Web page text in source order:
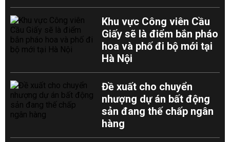
Khu vực Công viên Cầu
Giấy sẽ là điểm bắn pháo
hoa và phố đi bộ mới tại
Hà Nội
Đề xuất cho chuyển
nhượng dự án bất động
sản đang thế chấp ngân
hàng